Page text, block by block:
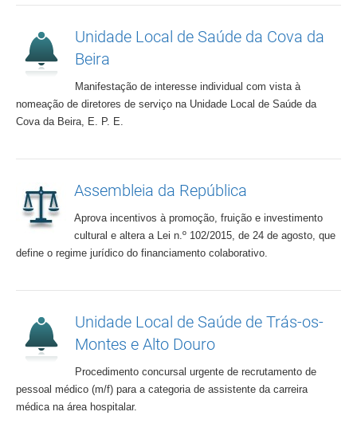
Unidade Local de Saúde da Cova da
Beira
Manifestação de interesse individual com vista à
nomeação de diretores de serviço na Unidade Local de Saúde da
Cova da Beira, E. P. E.
Assembleia da República
Aprova incentivos à promoção, fruição e investimento
cultural e altera a Lei n.º 102/2015, de 24 de agosto, que
define o regime jurídico do financiamento colaborativo.
Unidade Local de Saúde de Trás-os-
Montes e Alto Douro
Procedimento concursal urgente de recrutamento de
pessoal médico (m/f) para a categoria de assistente da carreira
médica na área hospitalar.